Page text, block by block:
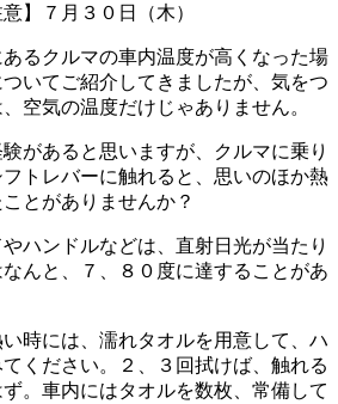
】７月３０日（木）
るクルマの車内温度が高くなった場
いてご紹介してきましたが、気をつ
空気の温度だけじゃありません。
があると思いますが、クルマに乗り
トレバーに触れると、思いのほか熱
とがありませんか？
ハンドルなどは、直射日光が当たり
んと、７、８０度に達することがあ
時には、濡れタオルを用意して、ハ
ください。２、３回拭けば、触れる
。車内にはタオルを数枚、常備して